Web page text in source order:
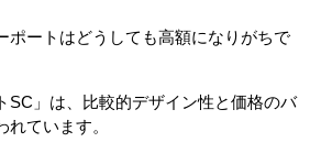
ポートはどうしても高額になりがちで
SC」は、比較的デザイン性と価格のバ
ています。